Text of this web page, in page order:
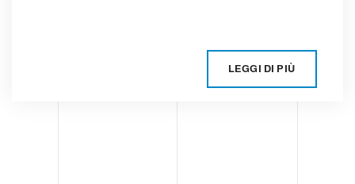
LEGGI DI PIÙ